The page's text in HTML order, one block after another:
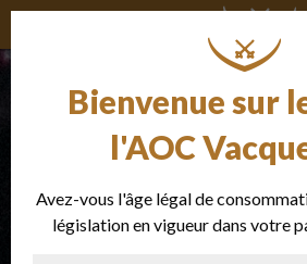
Les
Bienvenue sur
l'AOC
Avez-vous l'âge légal de
législation en vigueur dans votre